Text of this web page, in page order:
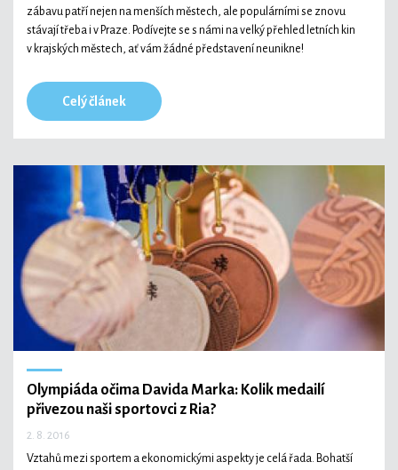
zábavu patří nejen na menších městech, ale populárními se znovu
stávají třeba i v Praze. Podívejte se s námi na velký přehled letních kin
v krajských městech, ať vám žádné představení neunikne!
Celý článek
Olympiáda očima Davida Marka: Kolik medailí
přivezou naši sportovci z Ria?
2. 8. 2016
Vztahů mezi sportem a ekonomickými aspekty je celá řada. Bohatší